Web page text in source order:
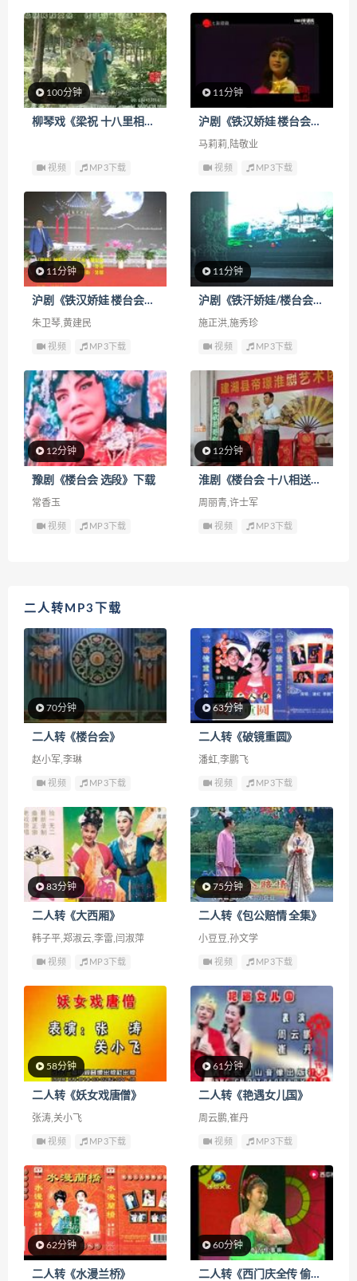
100分钟
柳琴戏《梁祝 十八里相送 楼台会》下载
视频 MP3下载
11分钟
沪剧《铁汉娇娃 楼台会》下载
马莉莉,陆敬业
视频 MP3下载
11分钟
沪剧《铁汉娇娃 楼台会》下载
朱卫琴,黄建民
视频 MP3下载
11分钟
沪剧《铁汗娇娃/楼台会》下载
施正洪,施秀珍
视频 MP3下载
12分钟
豫剧《楼台会 选段》下载
常香玉
视频 MP3下载
12分钟
淮剧《楼台会 十八相送》下载
周丽青,许士军
视频 MP3下载
二人转MP3下载
70分钟
二人转《楼台会》
赵小军,李琳
视频 MP3下载
63分钟
二人转《破镜重圆》
潘虹,李鹏飞
视频 MP3下载
83分钟
二人转《大西厢》
韩子平,郑淑云,李雷,闫淑萍
视频 MP3下载
75分钟
二人转《包公赔情 全集》
小豆豆,孙文学
视频 MP3下载
58分钟
二人转《妖女戏唐僧》
张涛,关小飞
视频 MP3下载
61分钟
二人转《艳遇女儿国》
周云鹏,崔丹
视频 MP3下载
62分钟
二人转《水漫兰桥》
60分钟
二人转《西门庆全传 偷娶潘金莲》